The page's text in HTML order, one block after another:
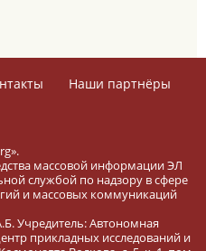
Наши партнёры
массовой информации ЭЛ
службой по надзору в сфере
и массовых коммуникаций
Учредитель: Автономная
прикладных исследований и